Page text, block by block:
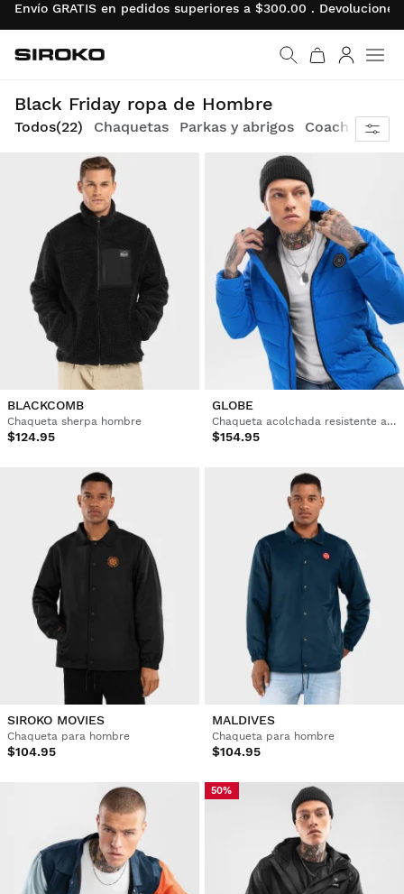
Envío GRATIS en pedidos superiores a $300.00 .
Siroko.com
Black Friday ropa de Hombre
Moda urbana con descuentos solo por Black Friday. Completa tus conjuntos y viste con comodidad y estilo.
Todos(22) Chaquetas Parkas y abrigos Coach
BLACKCOMB
Chaqueta sherpa hombre
$124.95
GLOBE
Chaqueta acolchada resistente al agua hombre
$154.95
SIROKO MOVIES
Chaqueta para hombre
$104.95
MALDIVES
Chaqueta para hombre
$104.95
50%